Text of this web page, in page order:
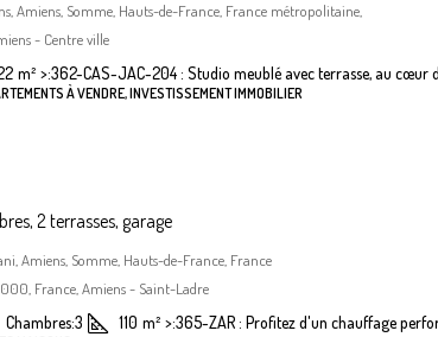
Amiens, Somme, Hauts-de-France, France métropolitaine,
- Centre ville
m² >:362-CAS-JAC-204 : Studio meublé avec terrasse, au cœur
À VENDRE, INVESTISSEMENT IMMOBILIER
2 terrasses, garage
Amiens, Somme, Hauts-de-France, France
France, Amiens - Saint-Ladre
Chambres:3 110 m² >:365-ZAR : Profitez d'un chauffage